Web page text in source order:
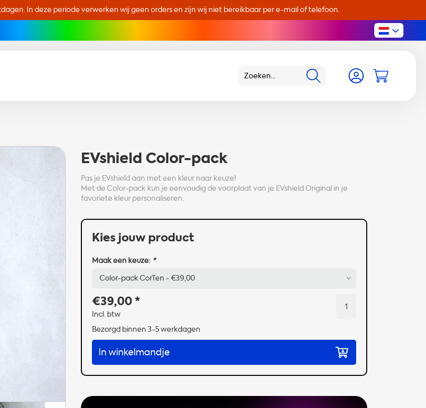
In deze periode verwerken wij geen orders en zijn wij niet bereikbaar per e-mail of telefoon.
EVshield Color-pack
Pas je EVshield aan met een kleur naar keuze!
Met de Color-pack kun je eenvoudig de voorplaat van je EVshield Original in je
favoriete kleur personaliseren.
Kies jouw product
Maak een keuze: *
€39,00*
Incl. btw
Bezorgd binnen 3-5 werkdagen
In winkelmandje